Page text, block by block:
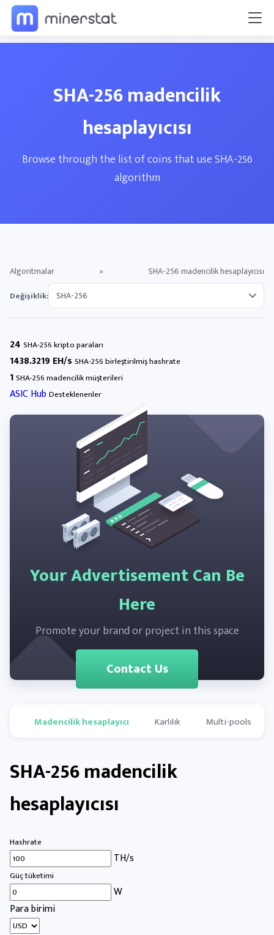
SHA-256 madencilik
hesaplayıcısı
Browse through the list of coins that use SHA-256
algorithm
Algoritmalar » SHA-256 madencilik hesaplayıcısı
Değişiklik:
24 SHA-256 kripto paraları
1438.3219 EH/s SHA-256 birleştirilmiş hashrate
1SHA-256 madencilik müşterileri
ASIC Hub Desteklenenler
Your Advertisement Can Be
Here
Promote your brand or project in this space
Contact Us
Madencilik hesaplayıcı Karlılık Multi-pools
SHA-256 madencilik
hesaplayıcısı
Hashrate
TH/s
Güç tüketimi
W
Para birimi